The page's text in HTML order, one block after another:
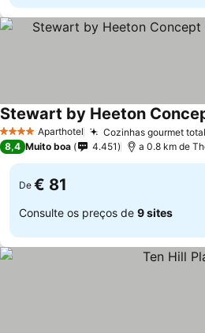
4 EstrelasAparthotel Cozinhas gourmet
Ver preços
8,4 Muito boa 4.451 a 0.8 km de
De € 81
Consulte os preços de 9 sites